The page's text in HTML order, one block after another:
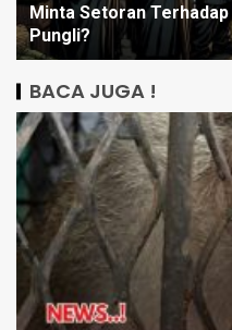
Minta Setoran
Pungli?
BACA JUGA !